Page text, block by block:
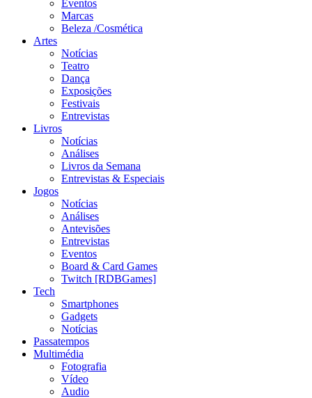
Eventos
Marcas
Beleza /Cosmética
Artes
Notícias
Teatro
Dança
Exposições
Festivais
Entrevistas
Livros
Notícias
Análises
Livros da Semana
Entrevistas & Especiais
Jogos
Notícias
Análises
Antevisões
Entrevistas
Eventos
Board & Card Games
Twitch [RDBGames]
Tech
Smartphones
Gadgets
Notícias
Passatempos
Multimédia
Fotografia
Vídeo
Audio